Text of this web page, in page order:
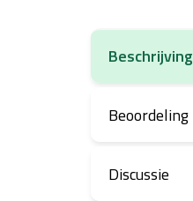
Beschrijving
Beoordeling
Discussie